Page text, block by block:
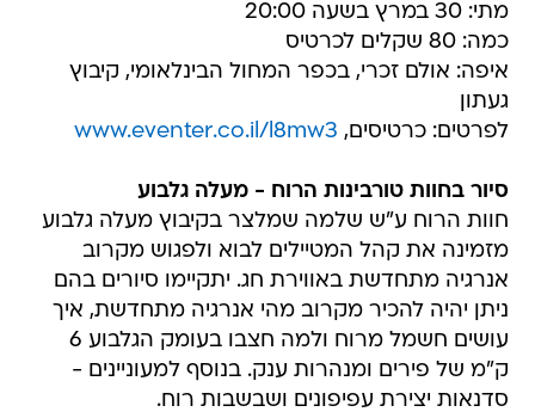
מתי: 30 במרץ בשעה 20:00
כמה: 80 שקלים לכרטיס
איפה: אולם זכרי, בכפר המחול הבינלאומי, קיבוץ
געתון
לפרטים: כרטיסים, www.eventer.co.il/l8mw3
סיור בחוות טורבינות הרוח - מעלה גלבוע
חוות הרוח ע"ש שלמה שמלצר בקיבוץ מעלה גלבוע
מזמינה את קהל המטיילים לבוא ולפגוש מקרוב
אנרגיה מתחדשת באווירת חג. יתקיימו סיורים בהם
ניתן יהיה להכיר מקרוב מהי אנרגיה מתחדשת, איך
עושים חשמל מרוח ולמה חצבו בעומק הגלבוע 6
ק"מ של פירים ומנהרות ענק. בנוסף למעוניינים -
סדנאות יצירת עפיפונים ושבשבות רוח.